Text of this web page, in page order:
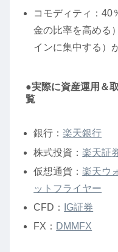
コモディティ：40
金の比率を高める
インに集中する）
●実際に資産運用＆
覧
銀行：楽天銀行
株式投資：楽天証
仮想通貨：楽天ウ
ットフライヤー
CFD：
IG証券
FX： DMMFX